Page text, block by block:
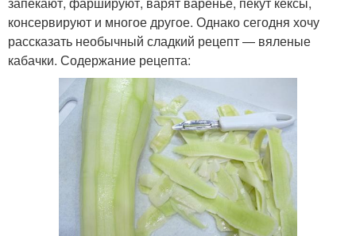
консервируют и многое другое. Однако сегодня хочу
рассказать необычный сладкий рецепт — вяленые
кабачки. Содержание рецепта: